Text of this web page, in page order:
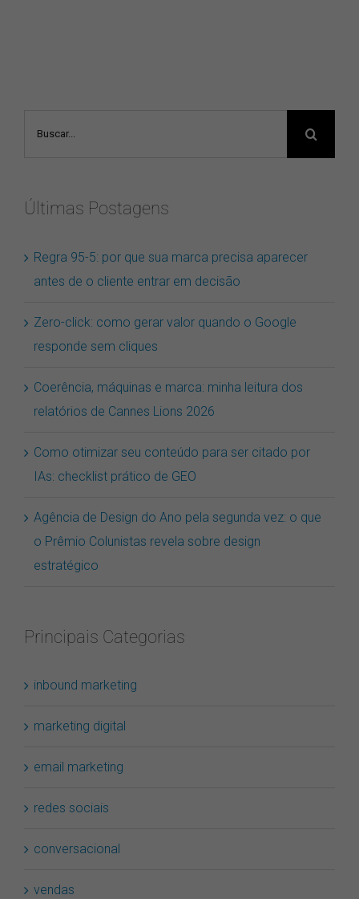
Últimas Postagens
Regra 95-5: por que sua marca precisa aparecer
antes de o cliente entrar em decisão
Zero-click: como gerar valor quando o Google
responde sem cliques
Coerência, máquinas e marca: minha leitura dos
relatórios de Cannes Lions 2026
Como otimizar seu conteúdo para ser citado por
IAs: checklist prático de GEO
Agência de Design do Ano pela segunda vez: o que
o Prêmio Colunistas revela sobre design
estratégico
Principais Categorias
inbound marketing
marketing digital
email marketing
redes sociais
conversacional
vendas